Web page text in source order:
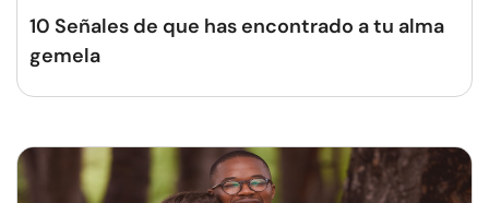
10 Señales de que has encontrado a tu alma
gemela